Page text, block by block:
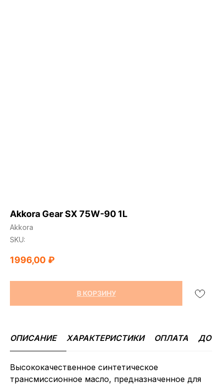
Akkora Gear SX 75W-90 1L
Akkora
SKU:
1996,00 ₽
В КОРЗИНУ
ОПИСАНИЕ ХАРАКТЕРИСТИКИ ОПЛАТА
Высококачественное синтетическое
трансмиссионное масло, предназначенное для